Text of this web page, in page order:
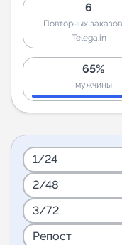
6
Повторных
Telega.in
65%
мужчины
1/24
2/48
3/72
Репост